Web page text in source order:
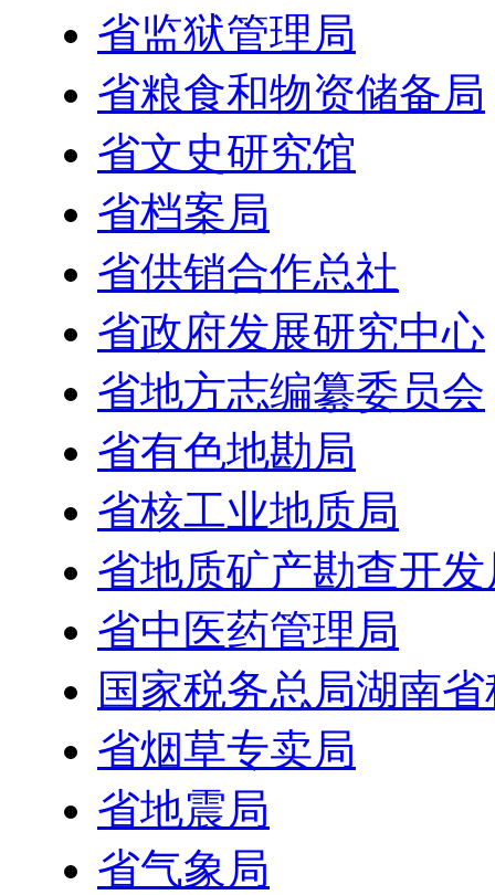
省监狱管理局
省粮食和物资储备局
省文史研究馆
省档案局
省供销合作总社
省政府发展研究中心
省地方志编纂委员会
省有色地勘局
省核工业地质局
省地质矿产勘查开发
省中医药管理局
国家税务总局湖南
省烟草专卖局
省地震局
省气象局